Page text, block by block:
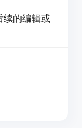
续的编辑或